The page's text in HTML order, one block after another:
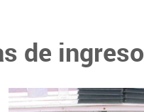
de ingreso